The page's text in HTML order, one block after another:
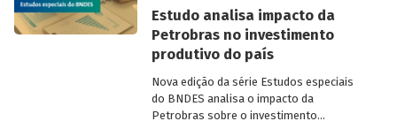
Estudo analisa impacto da
Petrobras no investimento
produtivo do país
Nova edição da série Estudos especiais
do BNDES analisa o impacto da
Petrobras sobre o investimento